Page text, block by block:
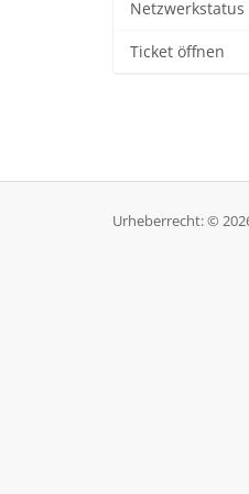
Netzwerkstatus
Ticket öffnen
Urheberrecht: ©